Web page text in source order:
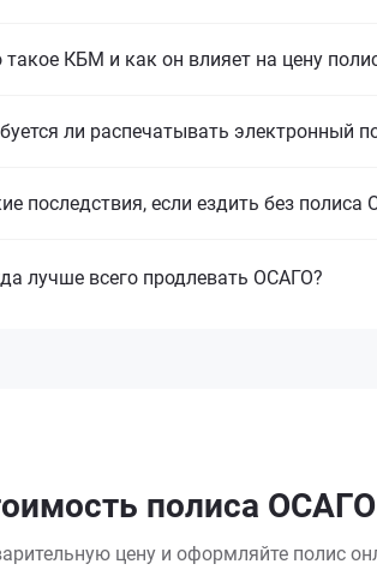
такое КБМ и как он влияет на цену
ли распечатывать электронный
последствия, если ездить без полиса
лучше всего продлевать ОСАГО?
полиса
цену и оформляйте полис